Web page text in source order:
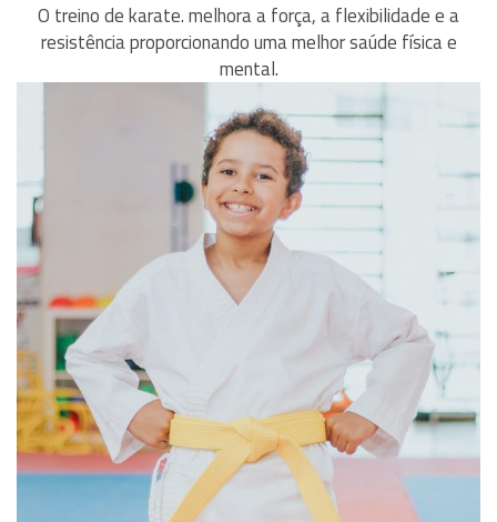
O treino de karate. melhora a força, a flexibilidade e a
resistência proporcionando uma melhor saúde física e
mental.